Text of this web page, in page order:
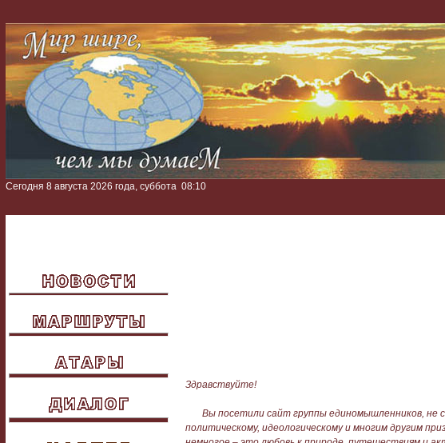
Сегодня 8 августа 2026 года, суббота 08:10
Здравствуйте!
Вы посетили сайт группы единомышленников, не
политическому, идеологическому и многим другим